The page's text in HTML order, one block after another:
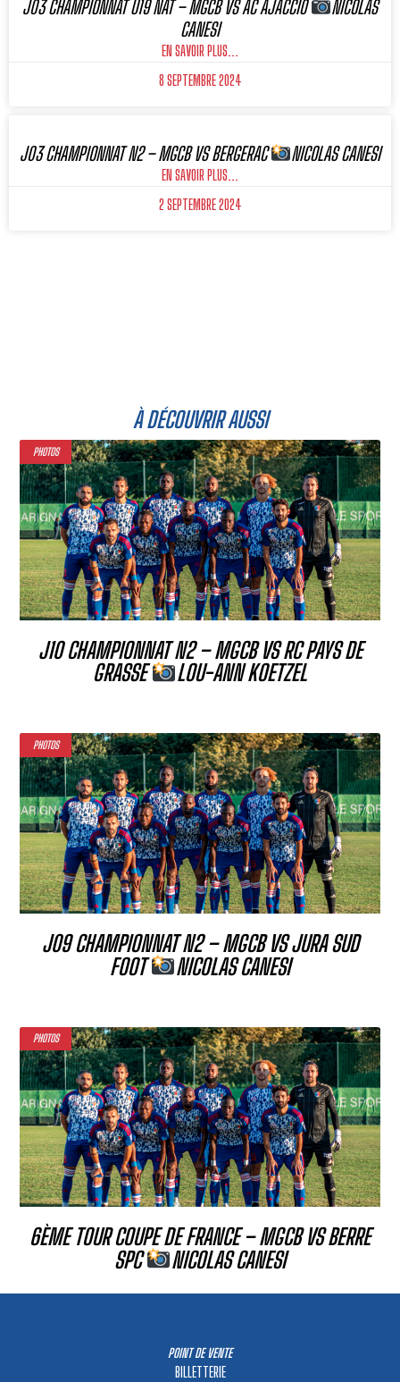
J03 CHAMPIONNAT U19 NAT – MGCB VS AC AJACCIO
NICOLAS
CANESI
EN SAVOIR PLUS...
8 SEPTEMBRE 2024
J03 CHAMPIONNAT N2 – MGCB VS BERGERAC NICOLAS CANESI
EN SAVOIR PLUS...
2 SEPTEMBRE 2024
À DÉCOUVRIR AUSSI
PHOTOS
J10 CHAMPIONNAT N2 – MGCB VS RC PAYS DE
GRASSE
LOU-ANN KOETZEL
PHOTOS
J09 CHAMPIONNAT N2 – MGCB VS JURA SUD
FOOT
NICOLAS CANESI
PHOTOS
6ÈME TOUR COUPE DE FRANCE – MGCB VS BERRE
SPC
NICOLAS CANESI
POINT DE VENTE
BILLETTERIE